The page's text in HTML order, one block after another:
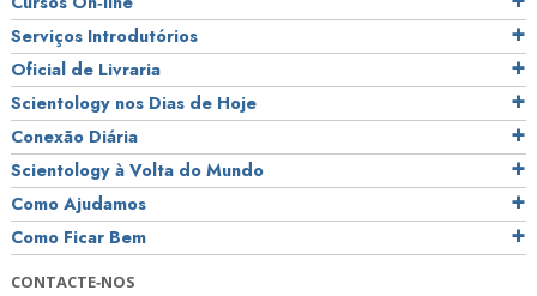
Serviços Introdutórios
Oficial de Livraria
Scientology nos Dias de Hoje
Conexão Diária
Scientology à Volta do Mundo
Como Ajudamos
Como Ficar Bem
CONTACTE‑NOS